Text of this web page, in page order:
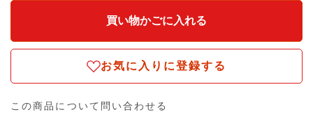
お気に入りに登録する
この商品について問い合わせる